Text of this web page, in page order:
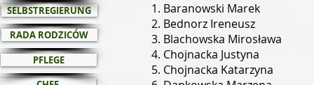
Baranowski Marek
Bednorz Ireneusz
Blachowska Mirosława
Chojnacka Justyna
Chojnacka Katarzyna
SELBSTREGIERUNG
RADA RODZICÓW
PFLEGE